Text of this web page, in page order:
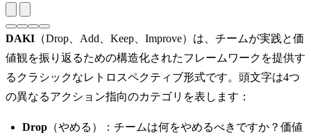
DAKI （Drop、Add、Keep、Improve）は、チームが実践と価
値観を振り返るための構造化されたフレームワークを提供す
るクラシックなレトロスペクティブ形式です。頭文字は4つ
の異なるアクション指向のカテゴリを表します：
Drop （やめる）：チームは何をやめるべきですか？価値